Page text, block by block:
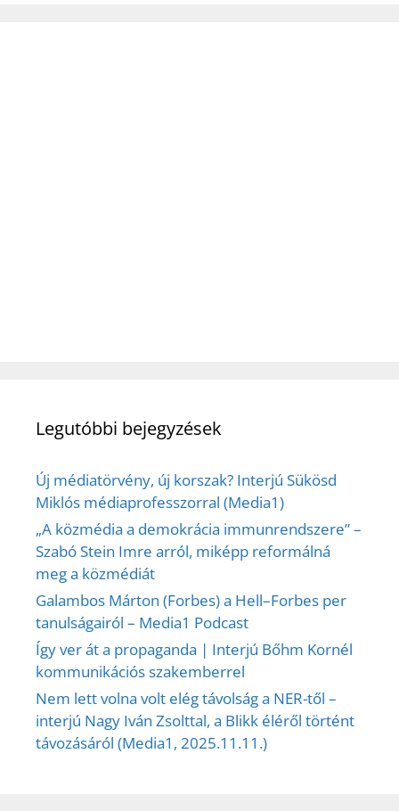
Legutóbbi bejegyzések
Új médiatörvény, új korszak? Interjú Sükösd
Miklós médiaprofesszorral (Media1)
„A közmédia a demokrácia immunrendszere” –
Szabó Stein Imre arról, miképp reformálná
meg a közmédiát
Galambos Márton (Forbes) a Hell–Forbes per
tanulságairól – Media1 Podcast
Így ver át a propaganda | Interjú Bőhm Kornél
kommunikációs szakemberrel
Nem lett volna volt elég távolság a NER-től –
interjú Nagy Iván Zsolttal, a Blikk éléről történt
távozásáról (Media1, 2025.11.11.)